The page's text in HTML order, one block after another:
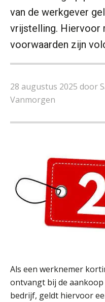
van de werkgever
vrijstelling. Hiervoor
voorwaarden zijn
28 augustus 2025 door
Vanmorgen
Als een werknemer
ontvangt bij de
bedrijf, geldt hiervoor